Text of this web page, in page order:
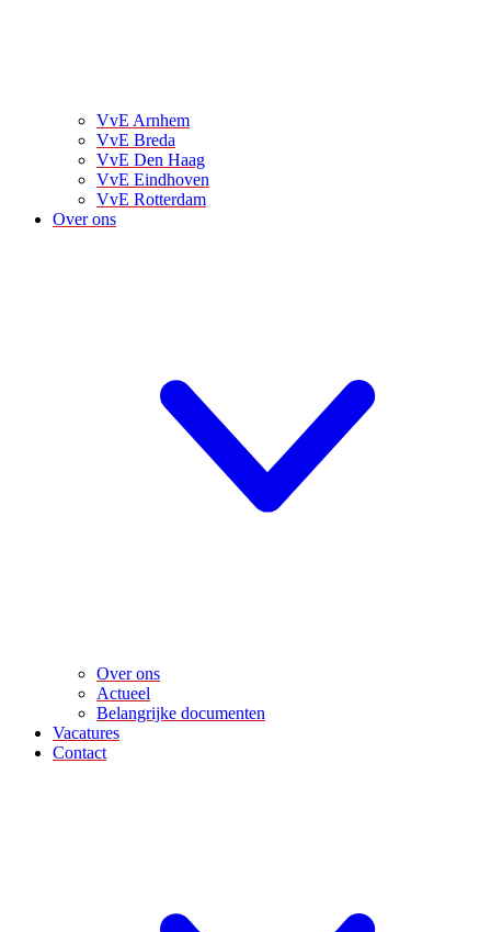
VvE Arnhem
VvE Breda
VvE Den Haag
VvE Eindhoven
VvE Rotterdam
Over ons
Over ons
Actueel
Belangrijke documenten
Vacatures
Contact